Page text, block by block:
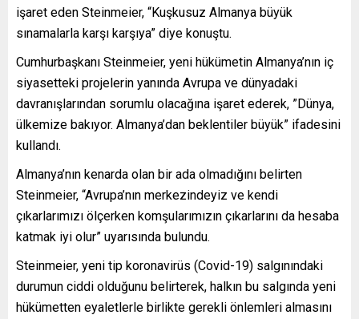
işaret eden Steinmeier, “Kuşkusuz Almanya büyük
sınamalarla karşı karşıya” diye konuştu.
Cumhurbaşkanı Steinmeier, yeni hükümetin Almanya’nın iç
siyasetteki projelerin yanında Avrupa ve dünyadaki
davranışlarından sorumlu olacağına işaret ederek, ”Dünya,
ülkemize bakıyor. Almanya’dan beklentiler büyük” ifadesini
kullandı.
Almanya’nın kenarda olan bir ada olmadığını belirten
Steinmeier, “Avrupa’nın merkezindeyiz ve kendi
çıkarlarımızı ölçerken komşularımızın çıkarlarını da hesaba
katmak iyi olur” uyarısında bulundu.
Steinmeier, yeni tip koronavirüs (Covid-19) salgınındaki
durumun ciddi olduğunu belirterek, halkın bu salgında yeni
hükümetten eyaletlerle birlikte gerekli önlemleri almasını